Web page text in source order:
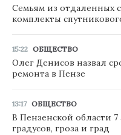
Семьям из отдаленных
комплекты
15:22 ОБЩЕСТВО
Олег Денисов назвал
ремонта в Пензе
13:17 ОБЩЕСТВО
В Пензенской области 7
градусов, гроза и град